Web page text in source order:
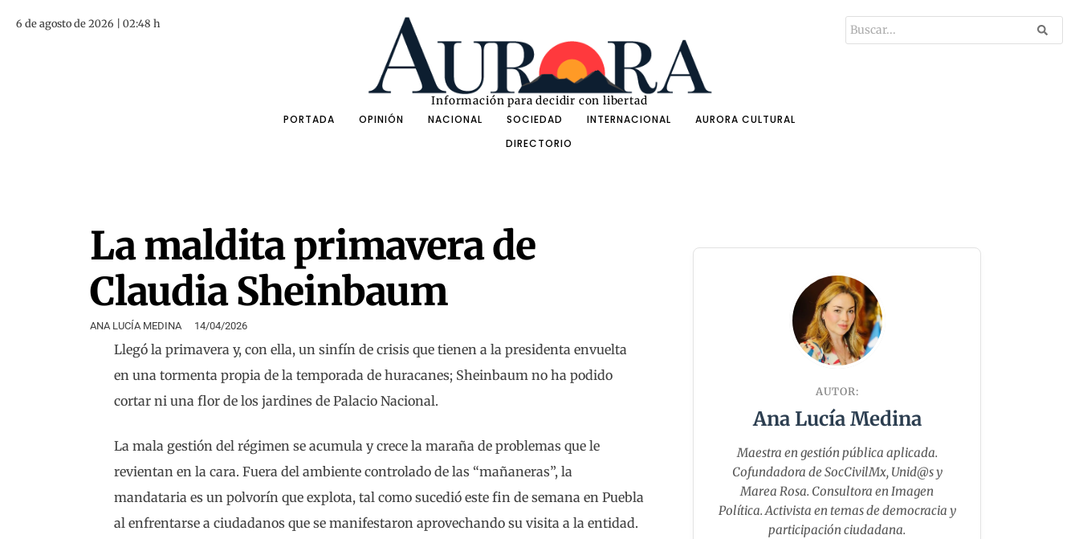
6 de agosto de 2026 | 02:48 h
Información para decidir con libertad
PORTADA
OPINIÓN NACIONAL SOCIEDAD INTERNACIONAL
AURORA CULTURAL
DIRECTORIO
La maldita primavera de
Claudia Sheinbaum
ANA LUCÍA MEDINA 14/04/2026
Llegó la primavera y, con ella, un sinfín de crisis que tienen a la presidenta envuelta
en una tormenta propia de la temporada de huracanes; Sheinbaum no ha podido
cortar ni una flor de los jardines de Palacio Nacional.
La mala gestión del régimen se acumula y crece la maraña de problemas que le
revientan en la cara. Fuera del ambiente controlado de las “mañaneras”, la
mandataria es un polvorín que explota, tal como sucedió este fin de semana en Puebla
al enfrentarse a ciudadanos que se manifestaron aprovechando su visita a la entidad.
AUTOR:
Ana Lucía Medina
Maestra en gestión pública aplicada.
Cofundadora de SocCivilMx, Unid@s y
Marea Rosa. ⁠Consultora en Imagen
Política. Activista en temas de democracia y
participación ciudadana.